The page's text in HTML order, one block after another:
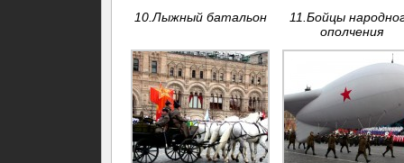
10.Лыжный батальон
11.Бойцы
ополчения